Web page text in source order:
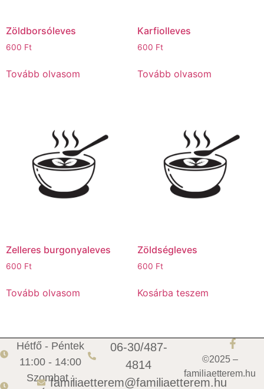
Zöldborsóleves
600 Ft
Tovább olvasom
Karfiolleves
600 Ft
Tovább olvasom
Zelleres burgonyaleves
600 Ft
Tovább olvasom
Zöldségleves
600 Ft
Kosárba teszem
Hétfő - Péntek
11:00 - 14:00
Szombat :
06-30/487-
4814
familiaetterem@familiaetterem.hu
©2025 –
familiaetterem.hu